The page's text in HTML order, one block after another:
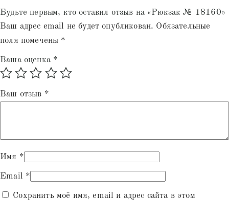
Будьте первым, кто оставил отзыв на «Рюкзак № 18160»
Ваш адрес email не будет опубликован. Обязательные
поля помечены *
Ваша оценка *
Ваш отзыв *
Имя *
Email *
Сохранить моё имя, email и адрес сайта в этом